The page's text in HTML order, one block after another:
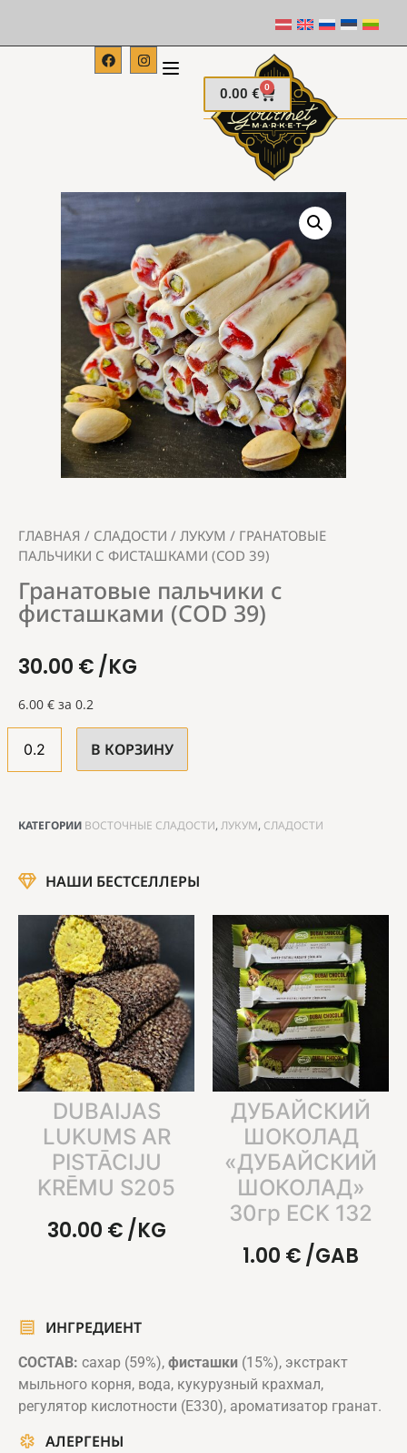
0.00 € 0
ГЛАВНАЯ / СЛАДОСТИ / ЛУКУМ / ГРАНАТОВЫЕ
ПАЛЬЧИКИ С ФИСТАШКАМИ (COD 39)
Гранатовые пальчики с
фисташками (COD 39)
30.00 €/KG
6.00 € за 0.2
В КОРЗИНУ
КАТЕГОРИИ ВОСТОЧНЫЕ СЛАДОСТИ, ЛУКУМ, СЛАДОСТИ
НАШИ БЕСТСЕЛЛЕРЫ
DUBAIJAS
LUKUMS AR
PISTĀCIJU
KRĒMU S205
30.00 €/KG
ДУБАЙСКИЙ
ШОКОЛАД
«ДУБАЙСКИЙ
ШОКОЛАД»
30гр ECK 132
1.00 €/GAB
ИНГРЕДИЕНТ
СОСТАВ: сахар (59%), фисташки (15%), экстракт
мыльного корня, вода, кукурузный крахмал,
регулятор кислотности (Е330), ароматизатор гранат.
АЛЕРГЕНЫ